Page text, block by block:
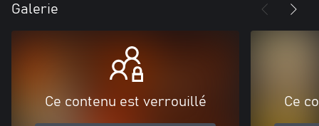
Galerie
Ce contenu est verrouillé Ce